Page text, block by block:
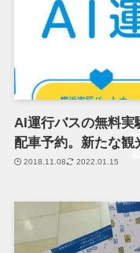
AI運行バスの無料実
配車予約。新たな観
2018.11.08 2022.01.15